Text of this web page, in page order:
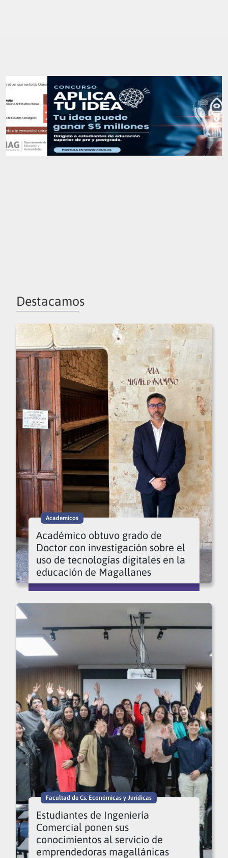
Destacamos
Academicos
Académico obtuvo grado de
Doctor con investigación sobre el
uso de tecnologías digitales en la
educación de Magallanes
Facultad de Cs. Económicas y Jurídicas
Estudiantes de Ingeniería
Comercial ponen sus
conocimientos al servicio de
emprendedoras magallánicas